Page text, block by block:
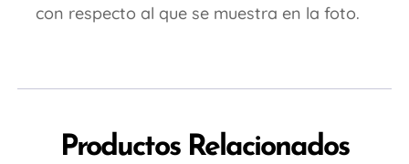
con respecto al que se muestra en la foto.
Productos Relacionados